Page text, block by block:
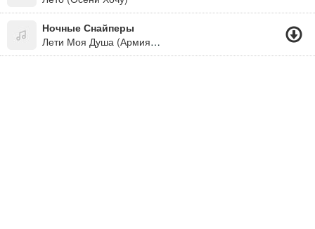
Ночные Снайперы
Лети Моя Душа (Армия 2009)